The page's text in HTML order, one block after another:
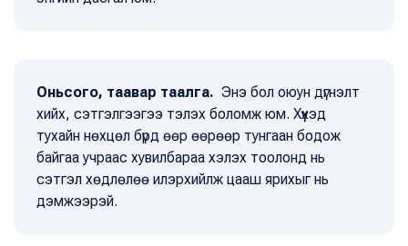
Оньсого, таавар таалга. Энэ бол оюун дүгнэлт
хийх, сэтгэлгээгээ тэлэх боломж юм. Хүүхэд
тухайн нөхцөл бүрд өөр өөрөөр тунгаан бодож
байгаа учраас хувилбараа хэлэх тоолонд нь
сэтгэл хөдлөлөө илэрхийлж цааш ярихыг нь
дэмжээрэй.